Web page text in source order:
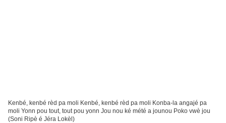
Kenbé, kenbé rèd pa moli Kenbé, kenbé rèd pa moli Konba-la angajé pa
moli Yonn pou tout, tout pou yonn Jou nou ké mété a jounou Poko vwè jou
(Soni Ripè é Jéra Lokèl)